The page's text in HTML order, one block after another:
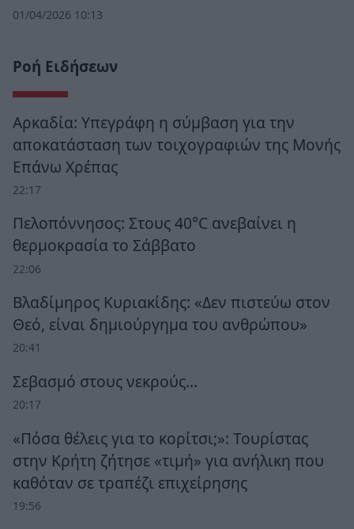
01/04/2026 10:13
Ροή Ειδήσεων
Αρκαδία: Υπεγράφη η σύμβαση για την
αποκατάσταση των τοιχογραφιών της Μονής
Επάνω Χρέπας
22:17
Πελοπόννησος: Στους 40°C ανεβαίνει η
θερμοκρασία το Σάββατο
22:06
Βλαδίμηρος Κυριακίδης: «Δεν πιστεύω στον
Θεό, είναι δημιούργημα του ανθρώπου»
20:41
Σεβασμό στους νεκρούς…
20:17
«Πόσα θέλεις για το κορίτσι;»: Τουρίστας
στην Κρήτη ζήτησε «τιμή» για ανήλικη που
καθόταν σε τραπέζι επιχείρησης
19:56